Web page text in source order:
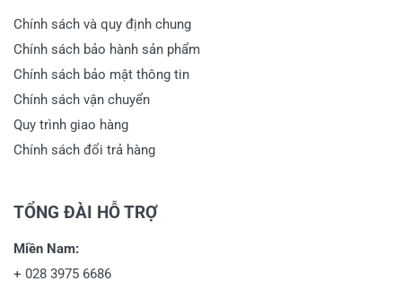
Chính sách và quy định chung
Chính sách bảo hành sản phẩm
Chính sách bảo mật thông tin
Chính sách vận chuyển
Quy trình giao hàng
Chính sách đổi trả hàng
TỔNG ĐÀI HỖ TRỢ
Miền Nam:
+ 028 3975 6686